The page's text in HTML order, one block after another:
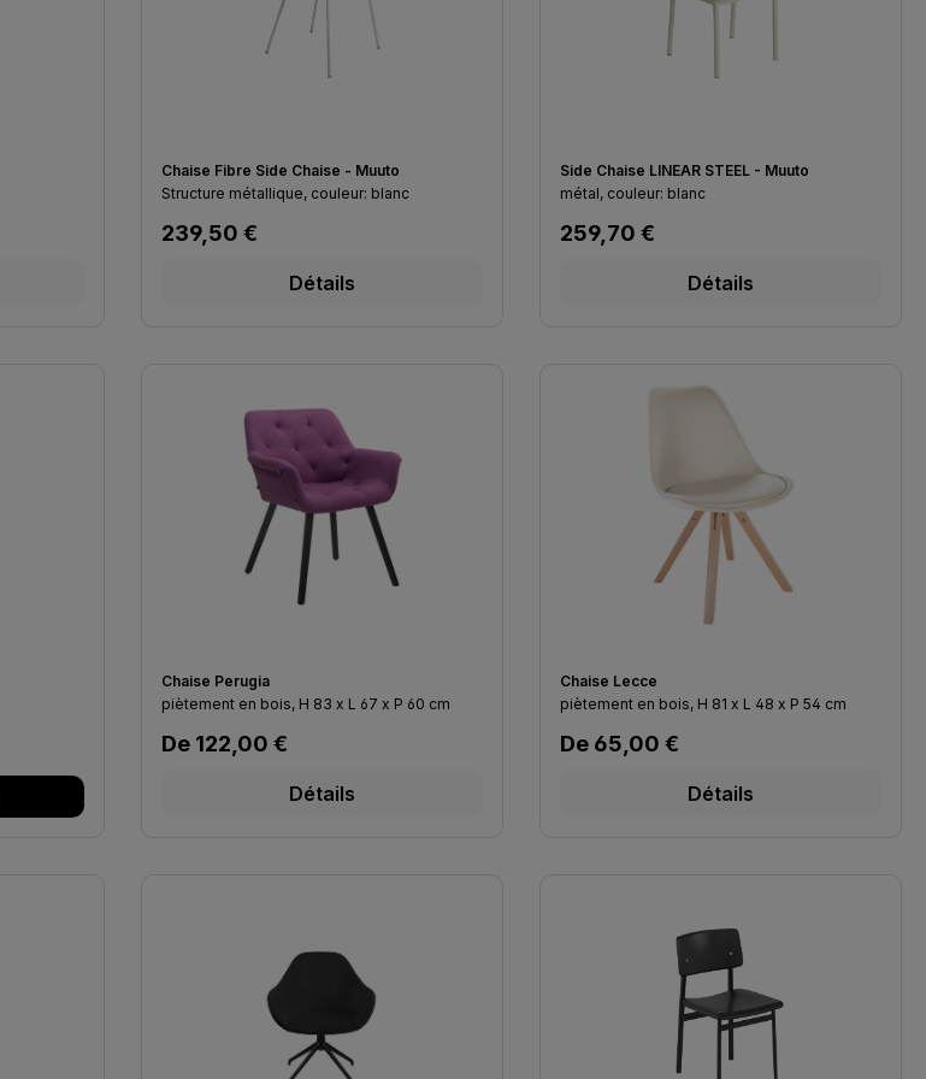
Chaise Fibre Side Chaise - Muuto
Structure métallique, couleur: blanc
Prix régulier :
239,50 €
Détails
Side Chaise LINEAR STEEL - Muuto
métal, couleur: blanc
Prix régulier :
259,70 €
Détails
Chaise Perugia
piètement en bois, H 83 x L 67 x P 60 cm
Prix régulier :
De 122,00 €
Détails
Chaise Lecce
piètement en bois, H 81 x L 48 x P 54 cm
Prix régulier :
De 65,00 €
Détails